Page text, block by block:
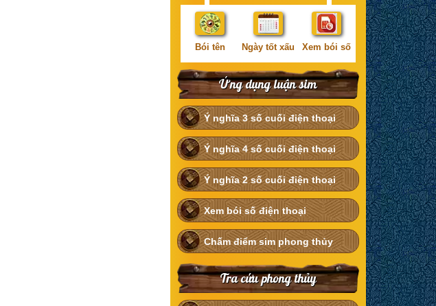
Bói tên Ngày tốt xấu Xem bói số
Ứng dụng luận sim
Ý nghĩa 3 số cuối điện thoại
Ý nghĩa 4 số cuối điện thoại
Ý nghĩa 2 số cuối điện thoại
Xem bói số điện thoại
Chấm điểm sim phong thủy
Tra cứu phong thủy